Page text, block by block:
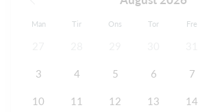
Man Tir Ons Tor Fre
3 4 5 6 7
10 11 12 13 14